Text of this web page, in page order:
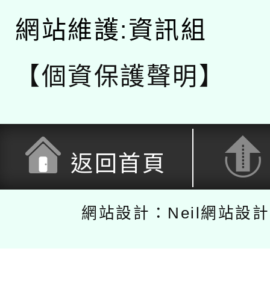
網站維護:資訊組
【個資保護聲明】
返回首頁
網站設計：Neil網站設